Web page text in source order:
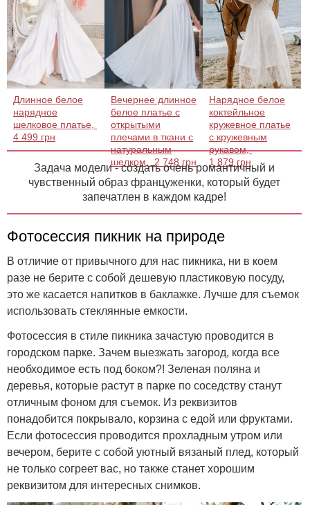
Длинное белое
нарядное
шелковое платье,
4 499 грн
Вечернее длинное
белое платье с
открытыми
плечами в ткани с
натуральным
шелком, 2 748 грн
Нарядное белое
коктейльное
кружевное платье
с кружевным
рукавом,
1 879 грн
Задача модели - создать очень романтичный и
чувственный образ француженки, который будет
запечатлен в каждом кадре!
Фотосессия пикник на природе
В отличие от привычного для нас пикника, ни в коем
разе не берите с собой дешевую пластиковую посуду,
это же касается напитков в баклажке. Лучше для съемок
использовать стеклянные емкости.
Фотосессия в стиле пикника зачастую проводится в
городском парке. Зачем выезжать загород, когда все
необходимое есть под боком?! Зеленая поляна и
деревья, которые растут в парке по соседству станут
отличным фоном для съемок. Из реквизитов
понадобится покрывало, корзина с едой или фруктами.
Если фотосессия проводится прохладным утром или
вечером, берите с собой уютный вязаный плед, который
не только согреет вас, но также станет хорошим
реквизитом для интересных снимков.